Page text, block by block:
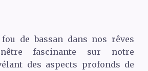
de bassan dans nos rêves
fascinante sur notre
des aspects profonds de